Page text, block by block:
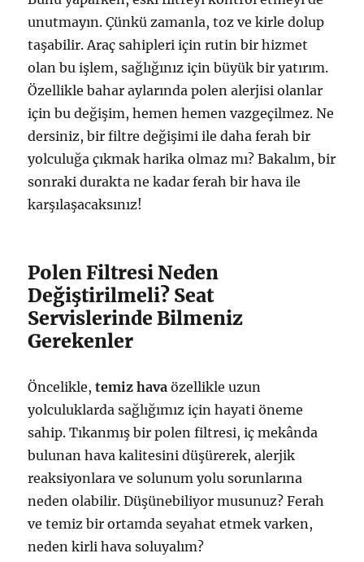
unutmayın. Çünkü zamanla, toz ve kirle dolup
taşabilir. Araç sahipleri için rutin bir hizmet
olan bu işlem, sağlığınız için büyük bir yatırım.
Özellikle bahar aylarında polen alerjisi olanlar
için bu değişim, hemen hemen vazgeçilmez. Ne
dersiniz, bir filtre değişimi ile daha ferah bir
yolculuğa çıkmak harika olmaz mı? Bakalım, bir
sonraki durakta ne kadar ferah bir hava ile
karşılaşacaksınız!
Polen Filtresi Neden
Değiştirilmeli? Seat
Servislerinde Bilmeniz
Gerekenler
Öncelikle,temiz hava özellikle uzun
yolculuklarda sağlığımız için hayati öneme
sahip. Tıkanmış bir polen filtresi, iç mekânda
bulunan hava kalitesini düşürerek, alerjik
reaksiyonlara ve solunum yolu sorunlarına
neden olabilir. Düşünebiliyor musunuz? Ferah
ve temiz bir ortamda seyahat etmek varken,
neden kirli hava soluyalım?